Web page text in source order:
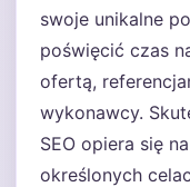
swoje unikalne
poświęcić czas
ofertą,
wykonawcy.
SEO opiera się
określonych